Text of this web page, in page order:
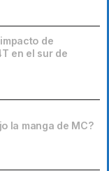
de
en el sur de
la manga de MC?